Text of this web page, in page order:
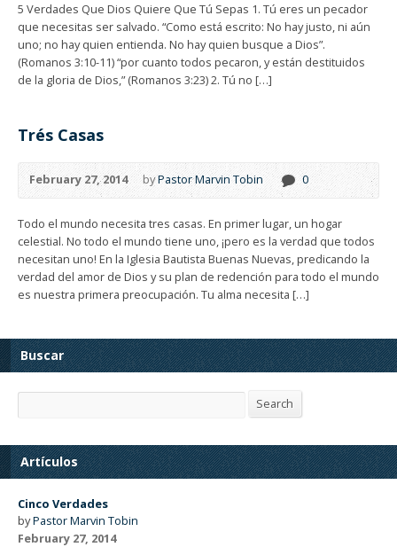
5 Verdades Que Dios Quiere Que Tú Sepas 1. Tú eres un pecador
que necesitas ser salvado. “Como está escrito: No hay justo, ni aún
uno; no hay quien entienda. No hay quien busque a Dios”.
(Romanos 3:10-11) “por cuanto todos pecaron, y están destituidos
de la gloria de Dios,” (Romanos 3:23) 2. Tú no […]
Trés Casas
February 27, 2014 byPastor Marvin Tobin 0
Todo el mundo necesita tres casas. En primer lugar, un hogar
celestial. No todo el mundo tiene uno, ¡pero es la verdad que todos
necesitan uno! En la Iglesia Bautista Buenas Nuevas, predicando la
verdad del amor de Dios y su plan de redención para todo el mundo
es nuestra primera preocupación. Tu alma necesita […]
Buscar
Search Search
Artículos
Cinco Verdades
byPastor Marvin Tobin
February 27, 2014